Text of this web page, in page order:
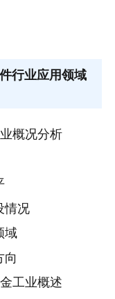
行业应用领域
概况分析
情况
域
向
工业概述